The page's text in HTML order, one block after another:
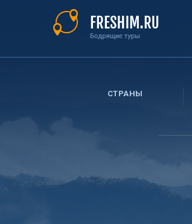
СТРАНЫ
Вы
здесь